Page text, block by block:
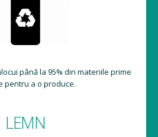
până la 95% din materiile prime
pentru a o produce.
LEMN